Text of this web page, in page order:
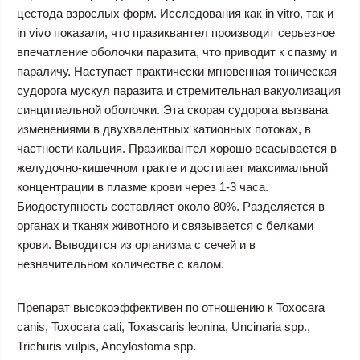
цестода взрослых форм. Исследования как in vitro, так и
in vivo показали, что празиквантел производит серьезное
впечатление оболочки паразита, что приводит к спазму и
параличу. Наступает практически мгновенная тоническая
судорога мускул паразита и стремительная вакуолизация
синцитиальной оболочки. Эта скорая судорога вызвана
изменениями в двухвалентных катионных потоках, в
частности кальция. Празиквантел хорошо всасывается в
желудочно-кишечном тракте и достигает максимальной
концентрации в плазме крови через 1-3 часа.
Биодоступность составляет около 80%. Разделяется в
органах и тканях животного и связывается с белками
крови. Выводится из организма с сечей и в
незначительном количестве с калом.
Препарат высокоэффективен по отношению к Toxocara
canis, Toxocara cati, Toxascaris leonina, Uncinaria spp.,
Trichuris vulpis, Ancylostoma spp.